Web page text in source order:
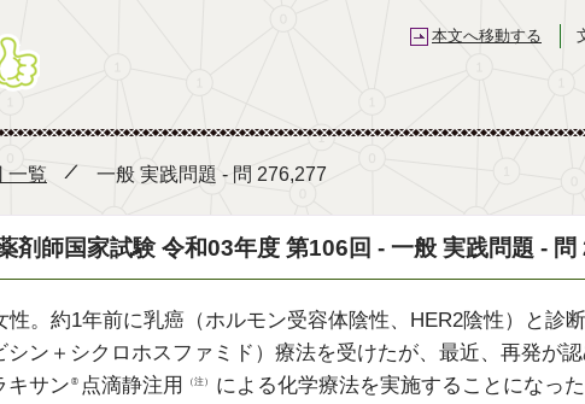
本文へ移動する
一覧 一般 実践問題 - 問 276,277
剤師国家試験 令和03年度 第106回 - 一般 実践問題 - 問
性。約1年前に乳癌（ホルモン受容体陰性、HER2陰性）と診
シン＋シクロホスファミド）療法を受けたが、最近、再発が
キサン ®️ 点滴静注用 （注）
による化学療法を実施することになった